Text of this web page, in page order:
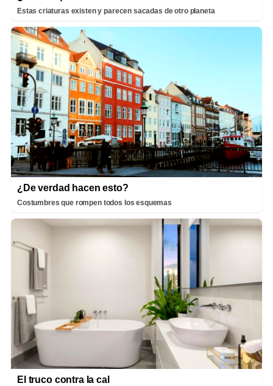
Estas criaturas existen y parecen sacadas de otro planeta
¿De verdad hacen esto?
Costumbres que rompen todos los esquemas
El truco contra la cal